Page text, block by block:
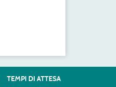
TEMPI DI ATTESA